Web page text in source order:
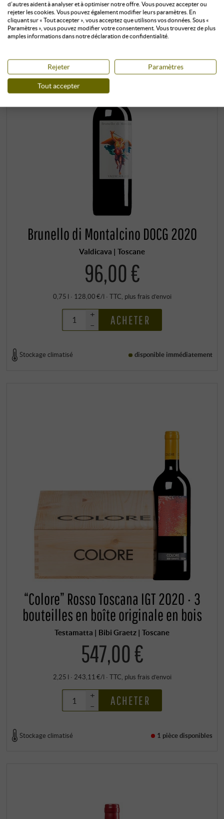
Brunello di Montalcino DOCG 2020
Valdicava | Toscane
96,00 €
0,75 l · 128,00 €/l · TTC , plus frais d’envoi
+
–
ACHETER
Stockage climatisé disponible immédiatement
“Colore” Rosso Toscana IGT 2020 · 3
bouteilles en boîte originale en bois
Testamatta | Bibi Graetz | Toscane
547,00 €
2,25 l · 243,11 €/l · TTC, plus frais d’envoi
+
–
ACHETER
Stockage climatisé 1 piècedisponibles
d’autres aident à analyser et à optimiser notre offre. Vous pouvez accepter ou
rejeter les cookies. Vous pouvez également modifier leurs paramètres. En
cliquant sur « Tout accepter », vous acceptez que utilisons vos données. Sous «
Paramètres », vous pouvez modifier votre consentement. Vous trouverez de plus
amples informations dans notre déclaration de confidentialité.
Rejeter Paramètres
Tout accepter